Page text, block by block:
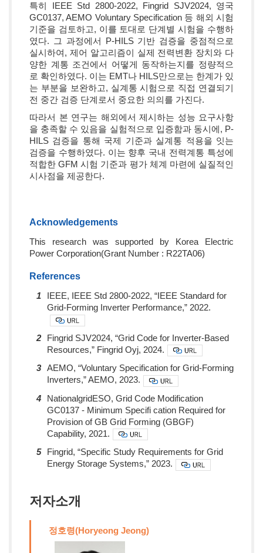
특히 IEEE Std 2800-2022, Fingrid SJV2024, 영국
GC0137, AEMO Voluntary Specification 등 해외 시험
기준을 검토하고, 이를 토대로 단계별 시험을 수행하
였다. 그 과정에서 P-HILS 기반 검증을 중점적으로
실시하여, 제어 알고리즘이 실제 전력변환 장치와 다
양한 계통 조건에서 어떻게 동작하는지를 정량적으
로 확인하였다. 이는 EMT나 HILS만으로는 한계가 있
는 부분을 보완하고, 실계통 시험으로 직접 연결되기
전 중간 검증 단계로서 중요한 의의를 가진다.
따라서 본 연구는 해외에서 제시하는 성능 요구사항
을 충족할 수 있음을 실험적으로 입증함과 동시에, P-
HILS 검증을 통해 국제 기준과 실계통 적용을 잇는
검증을 수행하였다. 이는 향후 국내 전력계통 특성에
적합한 GFM 시험 기준과 평가 체계 마련에 실질적인
시사점을 제공한다.
Acknowledgements
This research was supported by Korea Electric
Power Corporation(Grant Number : R22TA06)
References
1
IEEE, IEEE Std 2800-2022, “IEEE Standard for
Grid-Forming Inverter Performance,” 2022.
2
Fingrid SJV2024, “Grid Code for Inverter-Based
Resources,” Fingrid Oyj, 2024.
3 AEMO, “Voluntary Specification for Grid-Forming
Inverters,” AEMO, 2023.
4
NationalgridESO, Grid Code Modification
GC0137 - Minimum Specifi cation Required for
Provision of GB Grid Forming (GBGF)
Capability, 2021.
5
Fingrid, “Specific Study Requirements for Grid
Energy Storage Systems,” 2023.
저자소개
정호령(Horyeong Jeong)